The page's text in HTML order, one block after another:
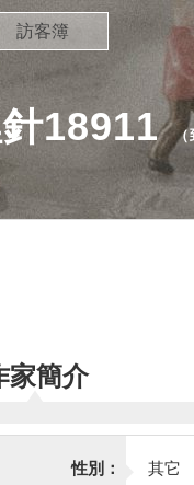
18911（
訪客簿
家簡介
性別： 其它